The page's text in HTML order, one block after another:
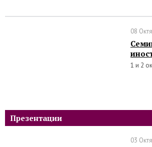
08
1 и 2
Презентации
03